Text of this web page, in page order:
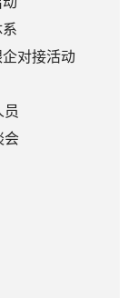
对接活动
员
会